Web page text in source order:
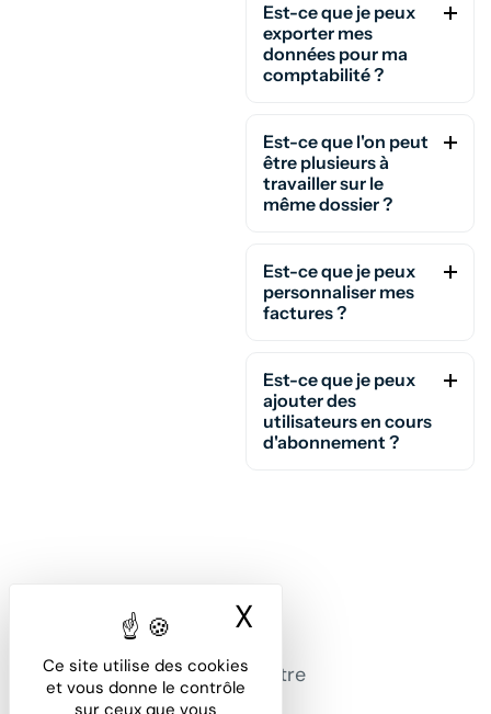
Ce site utilise des cookies
et vous donne le contrôle
sur ceux que vous
X
Est-ce que je peux
exporter mes
données pour ma
comptabilité ?
Est-ce que l'on peut
être plusieurs à
travailler sur le
même dossier ?
Est-ce que je peux
personnaliser mes
factures ?
Est-ce que je peux
ajouter des
utilisateurs en cours
d'abonnement ?
Office Avocat, la solution
dématérialisée pour gérer votre
cabinet.